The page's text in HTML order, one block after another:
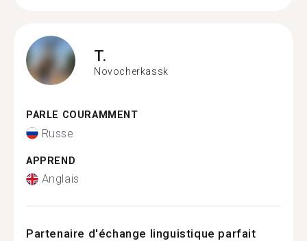
T.
Novocherkassk
PARLE COURAMMENT
Russe
APPREND
Anglais
Partenaire d'échange linguistique parfait